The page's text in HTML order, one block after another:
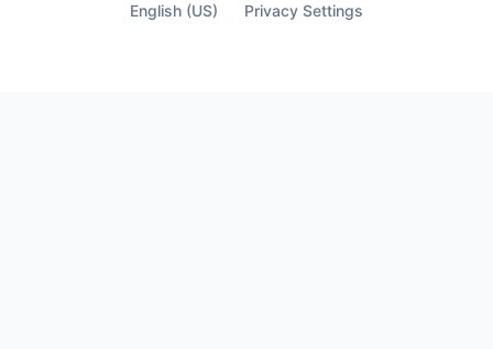
English (US) Privacy Settings